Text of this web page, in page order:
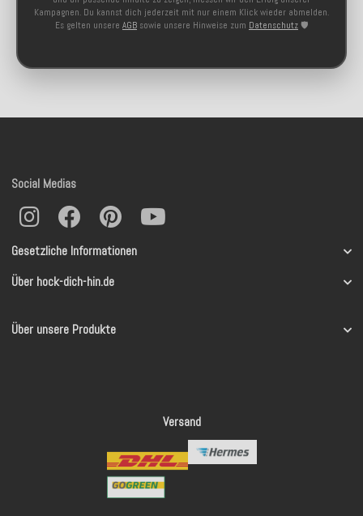
Kampagnen. Du kannst dich jederzeit mit nur einem Klick wieder abmelden.
Es gelten unsere AGB sowie unsere Hinweise zum Datenschutz 🛡️
Gesetzliche Informationen
Über hock-dich-hin.de
Über unsere Produkte
Social Medias
Versand